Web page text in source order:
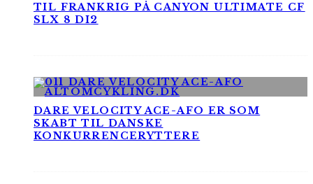
TIL FRANKRIG PÅ CANYON ULTIMATE CF
SLX 8 DI2
DARE VELOCITY ACE-AFO ER SOM
SKABT TIL DANSKE
KONKURRENCERYTTERE